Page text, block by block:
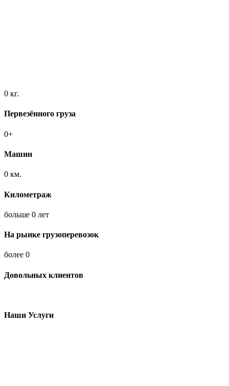
0 кг.
Первезённого груза
0+
Машин
0 км.
Километраж
больше 0 лет
На рынке грузоперевозок
более 0
Довольных клиентов
Наши Услуги